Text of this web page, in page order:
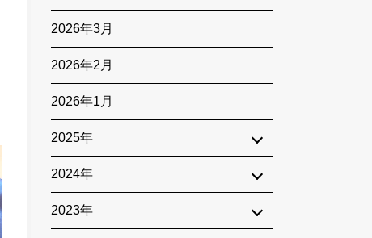
2026年3月
2026年2月
2026年1月
2025年
2024年
2023年